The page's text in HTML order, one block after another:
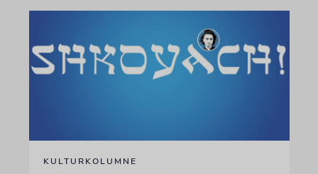
KULTURKOLUMNE